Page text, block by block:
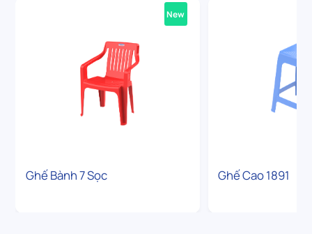
Ghế Bành 7 Sọc
New
Ghế Cao 1891